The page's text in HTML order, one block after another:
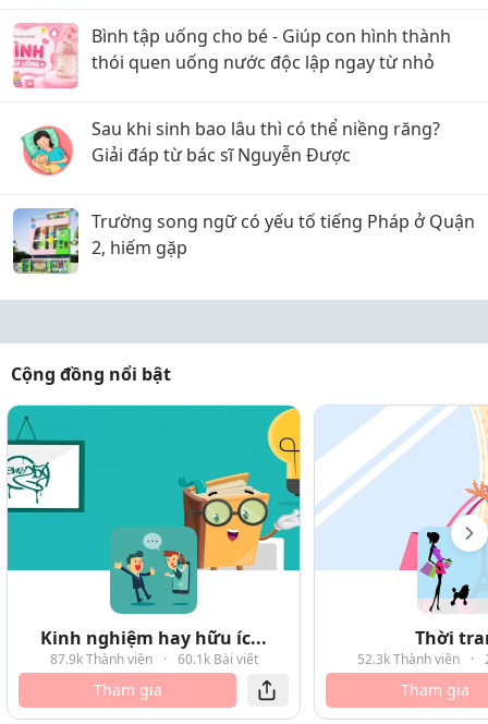
Bình tập uống cho bé - Giúp con hình thành
thói quen uống nước độc lập ngay từ nhỏ
Sau khi sinh bao lâu thì có thể niềng răng?
Giải đáp từ bác sĩ Nguyễn Được
Trường song ngữ có yếu tố tiếng Pháp ở Quận
2, hiếm gặp
Cộng đồng nổi bật
Kinh nghiệm hay hữu íc...
87.9k Thành viên · 60.1k Bài viết
Tham gia
Thời
52.3k Thành viên ·
Tham gia